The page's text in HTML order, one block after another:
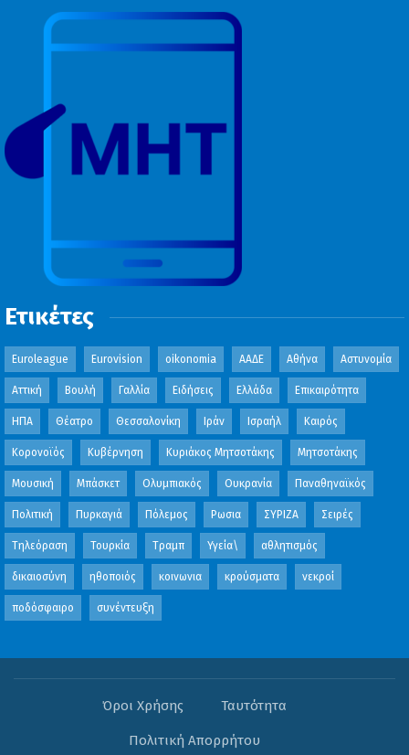
Ετικέτες
Euroleague Eurovision oikonomia ΑΑΔΕ Αθήνα Αστυνομία
Αττική Βουλή Γαλλία Ειδήσεις Ελλάδα Επικαιρότητα
ΗΠΑ Θέατρο Θεσσαλονίκη Ιράν Ισραήλ Καιρός
Κορονοϊός Κυβέρνηση Κυριάκος Μητσοτάκης Μητσοτάκης
Μουσική Μπάσκετ Ολυμπιακός Ουκρανία Παναθηναϊκός
Πολιτική Πυρκαγιά Πόλεμος Ρωσια ΣΥΡΙΖΑ Σειρές
Τηλεόραση Τουρκία Τραμπ Υγεία\ αθλητισμός
δικαιοσύνη ηθοποιός κοινωνια κρούσματα νεκροί
ποδόσφαιρο συνέντευξη
Όροι Χρήσης Ταυτότητα
Πολιτική Απορρήτου